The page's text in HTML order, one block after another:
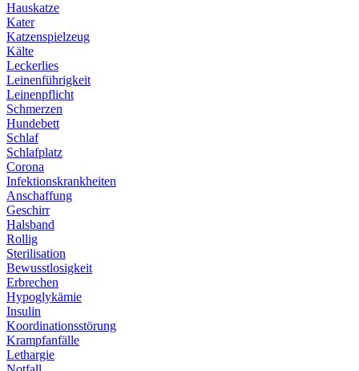
Hauskatze
Kater
Katzenspielzeug
Kälte
Leckerlies
Leinenführigkeit
Leinenpflicht
Schmerzen
Hundebett
Schlaf
Schlafplatz
Corona
Infektionskrankheiten
Anschaffung
Geschirr
Halsband
Rollig
Sterilisation
Bewusstlosigkeit
Erbrechen
Hypoglykämie
Insulin
Koordinationsstörung
Krampfanfälle
Lethargie